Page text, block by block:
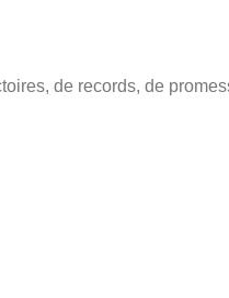
de records, de